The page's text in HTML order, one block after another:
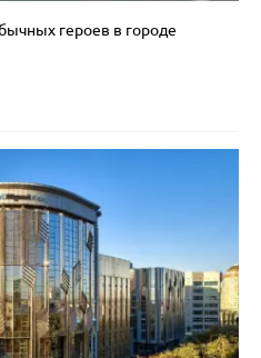
героев в городе